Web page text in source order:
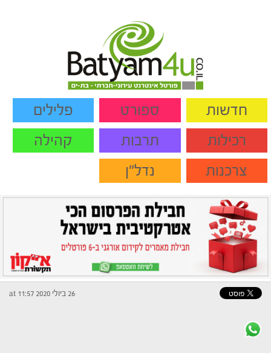
חדשות ספורט
פלילים
רכילות
תרבות
קהילה
צרכנות
נדל"ן
26 ביולי 2020 at 11:57